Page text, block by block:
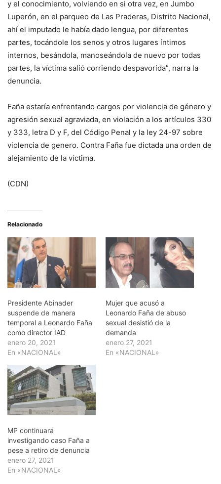
y el conocimiento, volviendo en si otra vez, en Jumbo
Luperón, en el parqueo de Las Praderas, Distrito Nacional,
ahí el imputado le había dado lengua, por diferentes
partes, tocándole los senos y otros lugares íntimos
internos, besándola, manoseándola de nuevo por todas
partes, la víctima salió corriendo despavorida”, narra la
denuncia.
Faña estaría enfrentando cargos por violencia de género y
agresión sexual agraviada, en violación a los artículos 330
y 333, letra D y F, del Código Penal y la ley 24-97 sobre
violencia de genero. Contra Faña fue dictada una orden de
alejamiento de la víctima.
(CDN)
Relacionado
Presidente Abinader
suspende de manera
temporal a Leonardo Faña
como director IAD
enero 20, 2021
En «NACIONAL»
Mujer que acusó a
Leonardo Faña de abuso
sexual desistió de la
demanda
enero 27, 2021
En «NACIONAL»
MP continuará
investigando caso Faña a
pese a retiro de denuncia
enero 27, 2021
En «NACIONAL»